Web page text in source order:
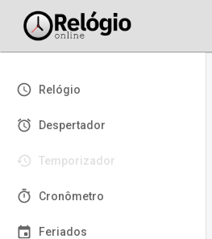
Relógio
Despertador
Temporizador
Cronômetro
Feriados